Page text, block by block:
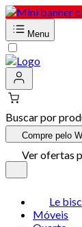
Menu
Buscar por
Compre pelo
Ver ofertas
Le
Móveis